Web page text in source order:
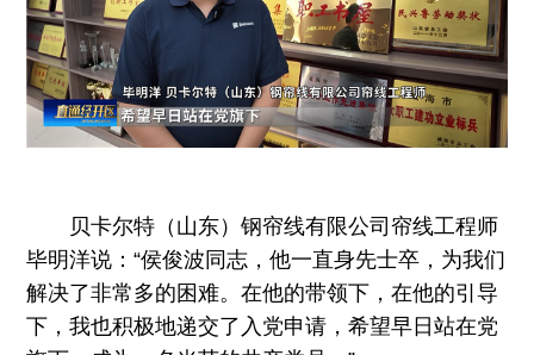
贝卡尔特（山东）钢帘线有限公司帘线工程师
毕明洋说：“侯俊波同志，他一直身先士卒，为我们
解决了非常多的困难。在他的带领下，在他的引导
下，我也积极地递交了入党申请，希望早日站在党